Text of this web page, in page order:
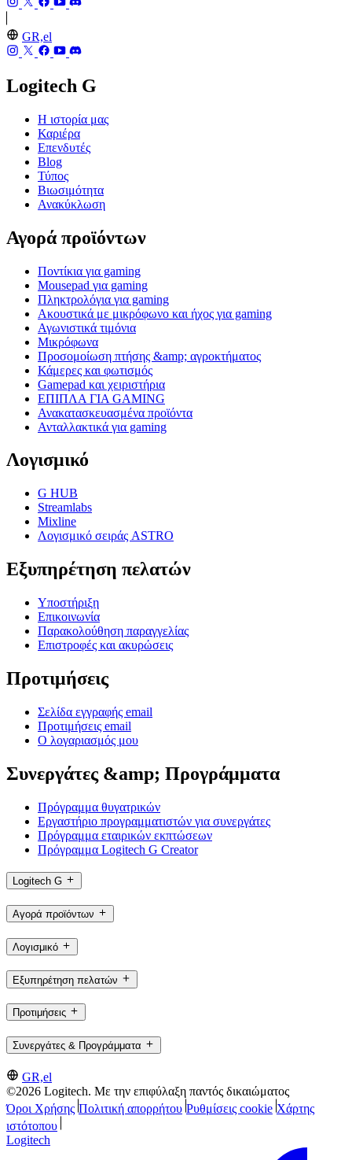
GR,el
Logitech G
Η ιστορία μας
Καριέρα
Επενδυτές
Blog
Τύπος
Βιωσιμότητα
Ανακύκλωση
Αγορά προϊόντων
Ποντίκια για gaming
Mousepad για gaming
Πληκτρολόγια για gaming
Ακουστικά με μικρόφωνο και ήχος για gaming
Αγωνιστικά τιμόνια
Μικρόφωνα
Προσομοίωση πτήσης &amp; αγροκτήματος
Κάμερες και φωτισμός
Gamepad και χειριστήρια
ΕΠΙΠΛΑ ΓΙΑ GAMING
Ανακατασκευασμένα προϊόντα
Ανταλλακτικά για gaming
Λογισμικό
G HUB
Streamlabs
Mixline
Λογισμικό σειράς ASTRO
Εξυπηρέτηση πελατών
Υποστήριξη
Επικοινωνία
Παρακολούθηση παραγγελίας
Επιστροφές και ακυρώσεις
Προτιμήσεις
Σελίδα εγγραφής email
Προτιμήσεις email
Ο λογαριασμός μου
Συνεργάτες &amp; Προγράμματα
Πρόγραμμα θυγατρικών
Εργαστήριο προγραμματιστών για συνεργάτες
Πρόγραμμα εταιρικών εκπτώσεων
Πρόγραμμα Logitech G Creator
Logitech G
Αγορά προϊόντων
Λογισμικό
Εξυπηρέτηση πελατών
Προτιμήσεις
Συνεργάτες & Προγράμματα
GR,el
©2026 Logitech. Με την επιφύλαξη παντός δικαιώματος
Όροι Χρήσης Πολιτική απορρήτου Ρυθμίσεις cookie Χάρτης
ιστότοπου
Logitech